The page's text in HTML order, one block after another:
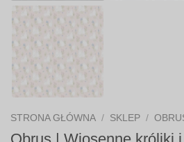
STRONA GŁÓWNA / SKLEP /